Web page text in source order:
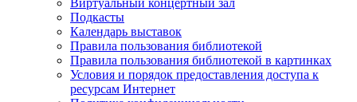
Виртуальный концертный зал
Подкасты
Календарь выставок
Правила пользования библиотекой
Правила пользования библиотекой в картинках
Условия и порядок предоставления доступа к
ресурсам Интернет